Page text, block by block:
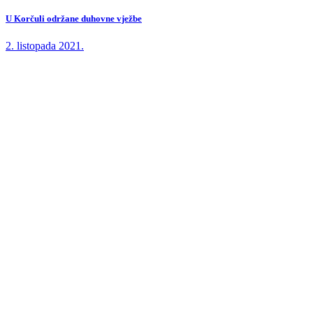
U Korčuli održane duhovne vježbe
2. listopada 2021.